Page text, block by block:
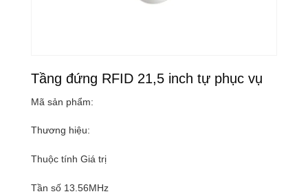
Tầng đứng RFID 21,5 inch tự phục vụ
Mã sản phẩm:
Thương hiệu:
Thuộc tính Giá trị
Tần số 13.56MHz